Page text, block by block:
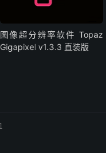
图像超分辨率软件 Topaz
Gigapixel v1.3.3 直装版